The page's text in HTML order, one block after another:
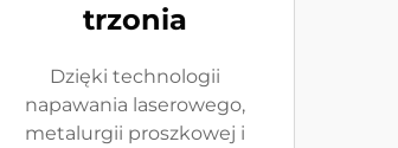
trzonia
Dzięki technologii
napawania laserowego,
metalurgii proszkowej i